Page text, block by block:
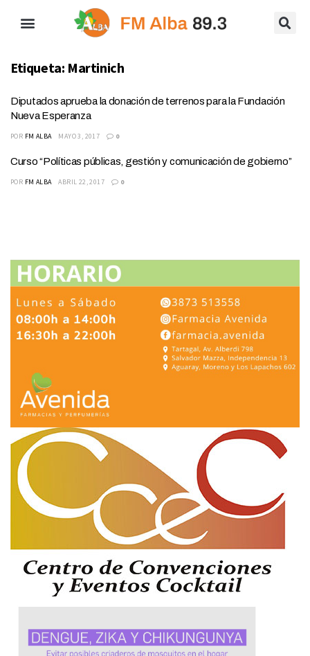
Etiqueta: Martinich
Diputados aprueba la donación de terrenos para la Fundación
Nueva Esperanza
POR FM ALBA MAYO 3, 2017 0
Curso “Políticas públicas, gestión y comunicación de gobierno”
POR FM ALBA ABRIL 22, 2017 0